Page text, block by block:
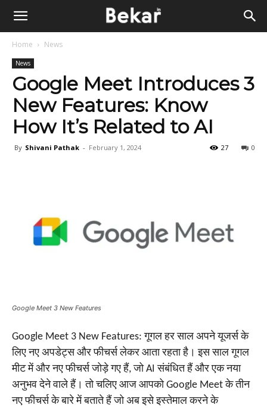
Home News
News
Google Meet Introduces 3
New Features: Know
How It’s Related to AI
By Shivani Pathak - February 1, 2024 0
27
Google Meet 3 New Features
Google Meet 3 New Features: गूगल हर साल अपने यूजर्स के
लिए नए अपडेट्स और फीचर्स लेकर आता रहता है। इस साल गूगल
मीट में और नए फीचर्स जोड़े गए हैं, जो AI संबंधित हैं और एक नया
अनुभव देने वाले हैं। तो चलिए आज आपको Google Meet के तीन
नए फीचर्स के बारे में बताते हैं जो अब इसे इस्तेमाल करने के